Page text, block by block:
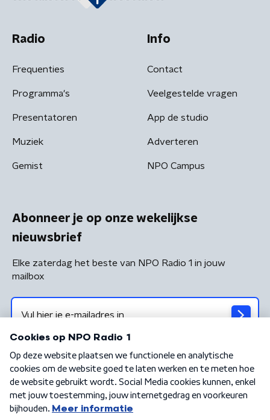
Radio
Frequenties
Programma's
Presentatoren
Muziek
Gemist
Info
Contact
Veelgestelde vragen
App de studio
Adverteren
NPO Campus
Abonneer je op onze wekelijkse
nieuwsbrief
Elke zaterdag het beste van NPO Radio 1 in jouw
mailbox
Algemene voorwaarden